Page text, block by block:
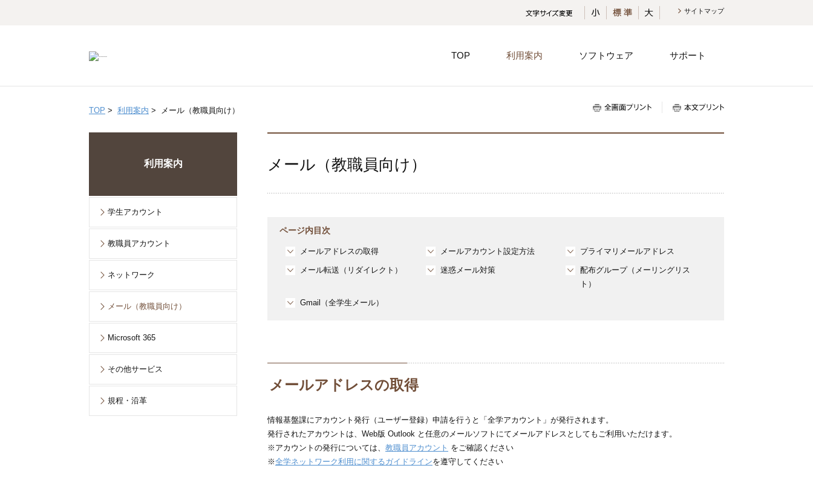
サイトマップ
TOP 利用案内 ソフトウェア サポート
TOP > 利用案内 > メール（教職員向け）
メール（教職員向け）
ページ内目次
メールアドレスの取得 メールアカウント設定方法 プライマリメールアドレス
メール転送（リダイレクト） 迷惑メール対策
配布グループ（メーリングリス
ト）
Gmail（全学生メール）
メールアドレスの取得
情報基盤課にアカウント発行（ユーザー登録）申請を行うと「全学アカウント」が発行されます。
発行されたアカウントは、Web版 Outlook と任意のメールソフトにてメールアドレスとしてもご利用いただけます。
※アカウントの発行については、 教職員アカウント をご確認ください
※全学ネットワーク利用に関するガイドラインを遵守してください
利用案内
学生アカウント
教職員アカウント
ネットワーク
メール（教職員向け）
Microsoft 365
その他サービス
規程・沿革